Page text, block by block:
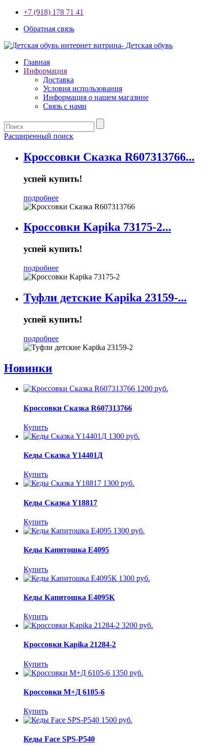
+7 (918) 178 71 41
Обратная связь
Главная
Информация
Доставка
Условия использования
Информация о нашем магазине
Связь с нами
Расширенный поиск
Кроссовки Сказка R607313766...
успей купить!
подробнее
Кроссовки Kapika 73175-2...
успей купить!
подробнее
Туфли детские Kapika 23159-...
успей купить!
подробнее
Новинки
1200 руб.
Кроссовки Сказка R607313766
Купить
1300 руб.
Кеды Сказка Y14401Д
Купить
1300 руб.
Кеды Сказка Y18817
Купить
1300 руб.
Кеды Капитошка E4095
Купить
1300 руб.
Кеды Капитошка E4095К
Купить
3200 руб.
Кроссовки Kapika 21284-2
Купить
1350 руб.
Кроссовки М+Д 6105-6
Купить
1500 руб.
Кеды Face SPS-P540